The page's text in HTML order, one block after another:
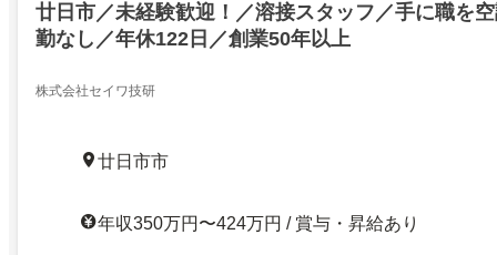
廿日市／未経験歓迎！／溶接スタッフ／手に職を
勤なし／年休122日／創業50年以上
株式会社セイワ技研
廿日市市
年収350万円〜424万円 / 賞与・昇給あり